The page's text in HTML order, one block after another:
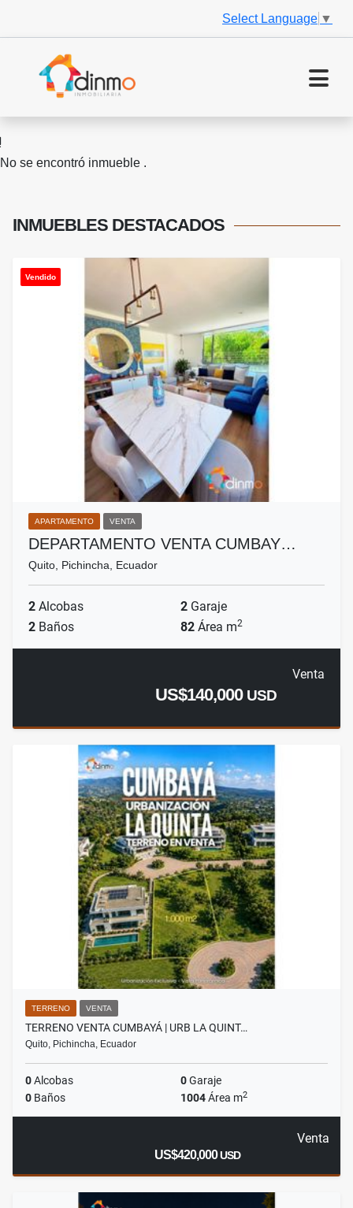
Select Language ▼
No se encontró inmueble .
INMUEBLES DESTACADOS
Vendido
APARTAMENTO VENTA
DEPARTAMENTO VENTA CUMBAY…
Quito, Pichincha, Ecuador
2 Alcobas 2 Garaje
2 Baños 82 Área m2
Venta
US$140,000 USD
TERRENO VENTA
TERRENO VENTA CUMBAYÁ | URB LA QUINT…
Quito, Pichincha, Ecuador
0Alcobas 0Garaje
0 Baños 1004Área m2
Venta
US$420,000USD